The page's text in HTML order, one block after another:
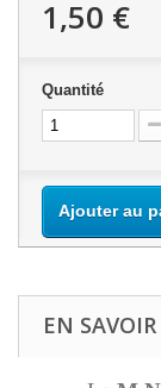
1,50 €
Quantité
Ajouter au
EN